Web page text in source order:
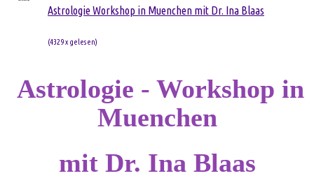
Astrologie Workshop in Muenchen mit Dr. Ina Blaas
(4329 x gelesen)
Astrologie - Workshop in
Muenchen
mit Dr. Ina Blaas